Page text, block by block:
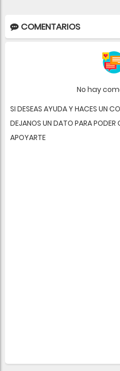
COMENTARIOS
No hay
SI DESEAS AYUDA Y HACES UN
DEJANOS UN DATO PARA
APOYARTE